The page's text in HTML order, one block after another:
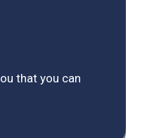
that you can